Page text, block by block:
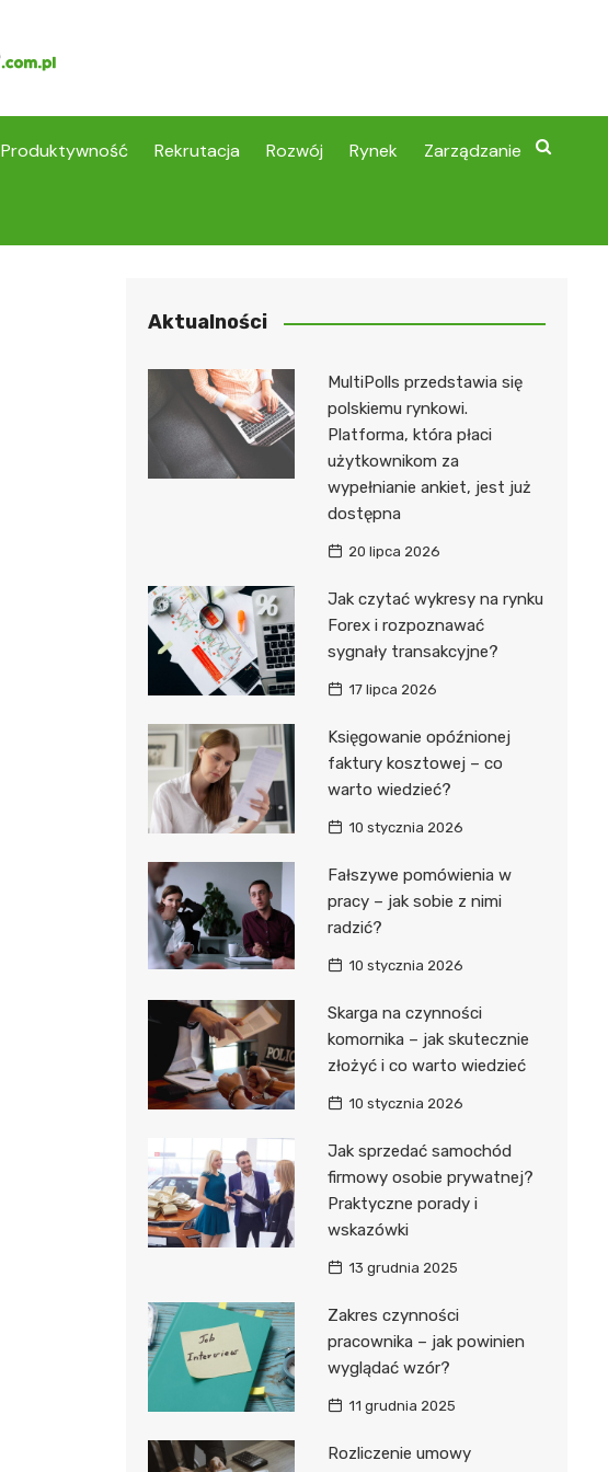
Produktywność Rekrutacja Rozwój Rynek Zarządzanie
Aktualności
MultiPolls przedstawia się
polskiemu rynkowi.
Platforma, która płaci
użytkownikom za
wypełnianie ankiet, jest już
dostępna
20 lipca 2026
Jak czytać wykresy na rynku
Forex i rozpoznawać
sygnały transakcyjne?
17 lipca 2026
Księgowanie opóźnionej
faktury kosztowej – co
warto wiedzieć?
10 stycznia 2026
Fałszywe pomówienia w
pracy – jak sobie z nimi
radzić?
10 stycznia 2026
Skarga na czynności
komornika – jak skutecznie
złożyć i co warto wiedzieć
10 stycznia 2026
Jak sprzedać samochód
firmowy osobie prywatnej?
Praktyczne porady i
wskazówki
13 grudnia 2025
Zakres czynności
pracownika – jak powinien
wyglądać wzór?
11 grudnia 2025
Rozliczenie umowy